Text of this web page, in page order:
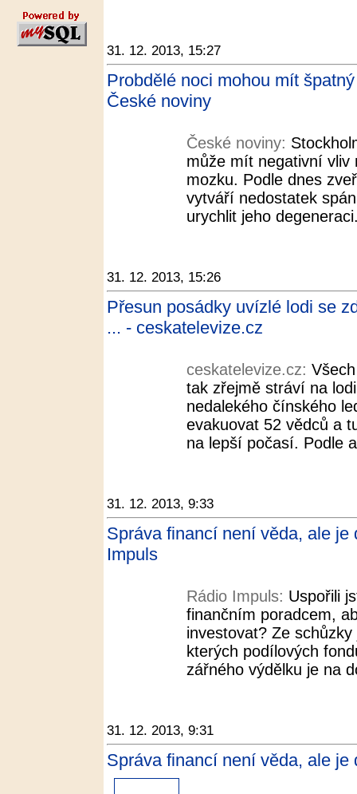
31. 12. 2013, 15:27
Probdělé noci mohou mít
České noviny
České noviny:
může mít negativní vliv
mozku. Podle dnes
vytváří nedostatek
urychlit jeho
31. 12. 2013, 15:26
Přesun posádky uvízlé lodi se
... - ceskatelevize.cz
ceskatelevize.cz:
tak zřejmě stráví na
nedalekého čínského
evakuovat 52 vědců a
na lepší počasí. Podle
31. 12. 2013, 9:33
Správa financí není věda, ale
Impuls
Rádio Impuls: Uspořili
finančním poradcem,
investovat? Ze
kterých podílových
zářného výdělku je na
31. 12. 2013, 9:31
Správa financí není věda, ale